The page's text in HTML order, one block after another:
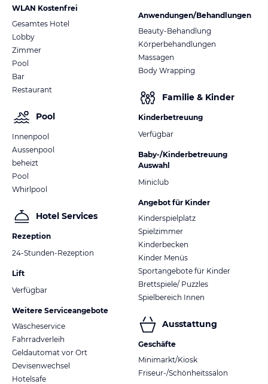
WLAN Kostenfrei
Gesamtes Hotel
Lobby
Zimmer
Pool
Bar
Restaurant
Pool
Innenpool
Aussenpool
beheizt
Pool
Whirlpool
Hotel Services
Rezeption
24-Stunden-Rezeption
Lift
Verfügbar
Weitere Serviceangebote
Wäscheservice
Fahrradverleih
Geldautomat vor Ort
Devisenwechsel
Hotelsafe
Anwendungen/Behandlungen
Beauty-Behandlung
Körperbehandlungen
Massagen
Body Wrapping
Familie & Kinder
Kinderbetreuung
Verfügbar
Baby-/Kinderbetreuung
Auswahl
Miniclub
Angebot für Kinder
Kinderspielplatz
Spielzimmer
Kinderbecken
Kinder Menüs
Sportangebote für Kinder
Brettspiele/ Puzzles
Spielbereich Innen
Ausstattung
Geschäfte
Minimarkt/Kiosk
Friseur-/Schönheitssalon